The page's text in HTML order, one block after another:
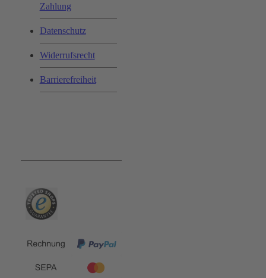
Zahlung
Datenschutz
Widerrufsrecht
Barrierefreiheit